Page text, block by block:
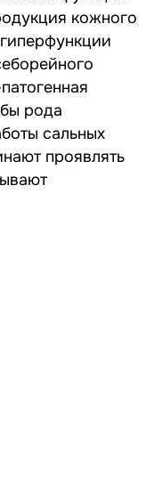
кожного
рода
сальных
проявлять